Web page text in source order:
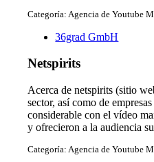
Categoría: Agencia de Youtube
36grad GmbH
Netspirits
Acerca de netspirits (sitio
sector, así como de
considerable con el vídeo
y ofrecieron a la audiencia
Categoría: Agencia de Youtube